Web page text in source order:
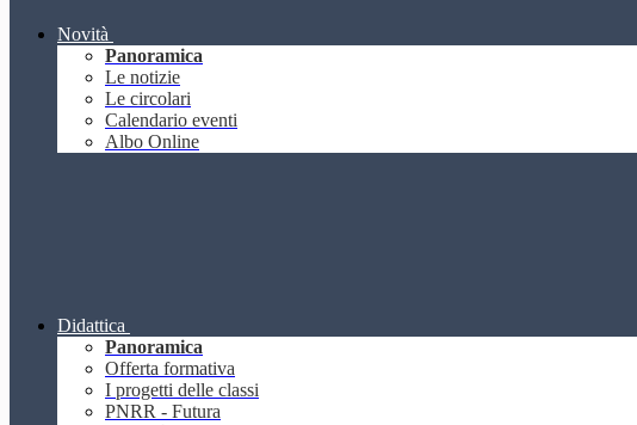
Novità
Panoramica
Le notizie
Le circolari
Calendario eventi
Albo Online
Didattica
Panoramica
Offerta formativa
I progetti delle classi
PNRR - Futura